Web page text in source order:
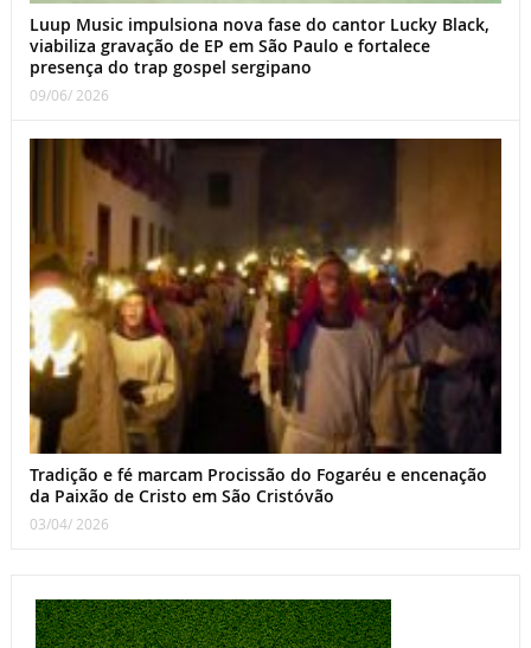
Luup Music impulsiona nova fase do cantor Lucky Black,
viabiliza gravação de EP em São Paulo e fortalece
presença do trap gospel sergipano
09/06/ 2026
Tradição e fé marcam Procissão do Fogaréu e encenação
da Paixão de Cristo em São Cristóvão
03/04/ 2026